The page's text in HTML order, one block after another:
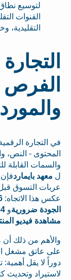
لتوسيع
القنوات
التقليدية،
الفرص
في التجارة
المحتوى - النص،
والسمات القابلة
ل معهد بايمارد
عربات التسوق
عكس هذا الاتجاه:
الجودة ضروريةو
مشاهدة فيديو
والأهم من ذلك أن
على عاتق مشغل
دوراً لا يقل أهمية:
لاستيراد وتحديث